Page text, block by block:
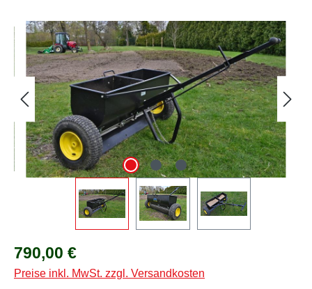
Bildergalerie überspringen
Regulärer Preis:
790,00 €
Preise inkl. MwSt. zzgl. Versandkosten